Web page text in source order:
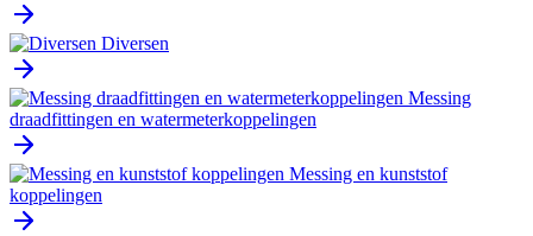
Diversen
Messing
draadfittingen en watermeterkoppelingen
Messing en kunststof
koppelingen